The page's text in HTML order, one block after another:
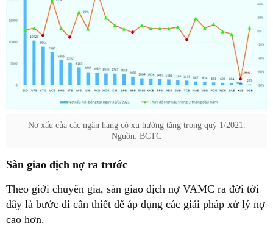
Nợ xấu của các ngân hàng có xu hướng tăng trong quý 1/2021.
Nguồn: BCTC
Sàn giao dịch nợ ra trước
Theo giới chuyên gia, sàn giao dịch nợ VAMC ra đời tới
đây là bước đi cần thiết để áp dụng các giải pháp xử lý nợ
cao hơn.